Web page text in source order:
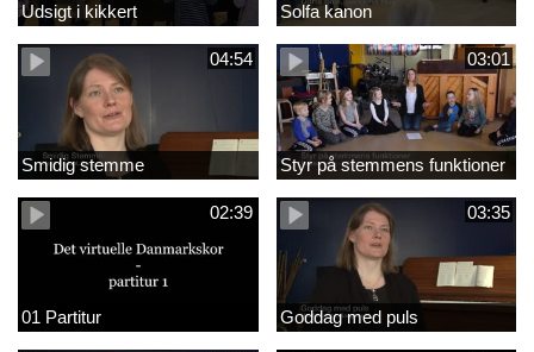
Udsigt i kikkert Solfa kanon
04:54
Smidig stemme
03:01
Styr på stemmens funktioner
02:39
01 Partitur
03:35
Goddag med puls